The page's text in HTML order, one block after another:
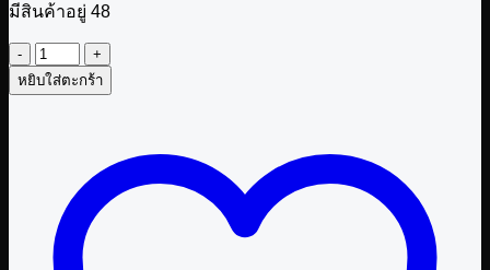
มีสินค้าอยู่ 48
จำนวน
การ์ตูน
สบายใจ
เล่ม
หยิบใส่ตะกร้า